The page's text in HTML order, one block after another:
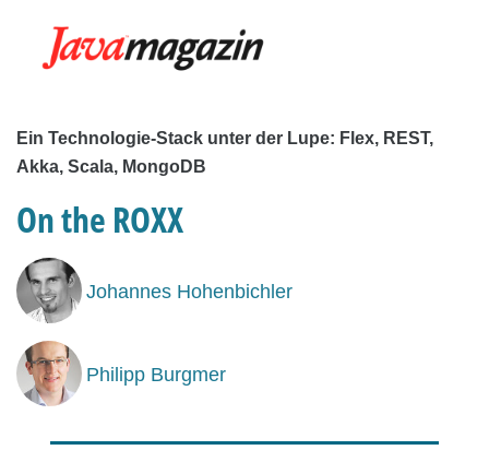
Ein Technologie-Stack unter der Lupe: Flex, REST,
Akka, Scala, MongoDB
On the ROXX
Johannes Hohenbichler
Philipp Burgmer